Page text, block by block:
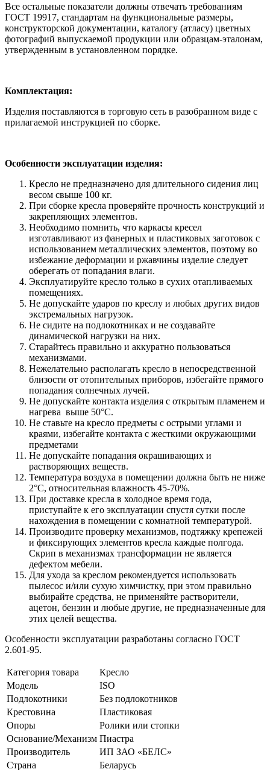
Все остальные показатели должны отвечать требованиям
ГОСТ 19917, стандартам на функциональные размеры,
конструкторской документации, каталогу (атласу) цветных
фотографий выпускаемой продукции или образцам-эталонам,
утвержденным в установленном порядке.
Комплектация:
Изделия поставляются в торговую сеть в разобранном виде с
прилагаемой инструкцией по сборке.
Особенности эксплуатации изделия:
Кресло не предназначено для длительного сидения лиц
весом свыше 100 кг.
При сборке кресла проверяйте прочность конструкций и
закрепляющих элементов.
Необходимо помнить, что каркасы кресел
изготавливают из фанерных и пластиковых заготовок с
использованием металлических элементов, поэтому во
избежание деформации и ржавчины изделие следует
оберегать от попадания влаги.
Эксплуатируйте кресло только в сухих отапливаемых
помещениях.
Не допускайте ударов по креслу и любых других видов
экстремальных нагрузок.
Не сидите на подлокотниках и не создавайте
динамической нагрузки на них.
Старайтесь правильно и аккуратно пользоваться
механизмами.
Нежелательно располагать кресло в непосредственной
близости от отопительных приборов, избегайте прямого
попадания солнечных лучей.
Не допускайте контакта изделия с открытым пламенем и
нагрева выше 50°С.
Не ставьте на кресло предметы с острыми углами и
краями, избегайте контакта с жесткими окружающими
предметами
Не допускайте попадания окрашивающих и
растворяющих веществ.
Температура воздуха в помещении должна быть не ниже
2°С, относительная влажность 45-70%.
При доставке кресла в холодное время года,
приступайте к его эксплуатации спустя сутки после
нахождения в помещении с комнатной температурой.
Производите проверку механизмов, подтяжку крепежей
и фиксирующих элементов кресла каждые полгода.
Скрип в механизмах трансформации не является
дефектом мебели.
Для ухода за креслом рекомендуется использовать
пылесос и/или сухую химчистку, при этом правильно
выбирайте средства, не применяйте растворители,
ацетон, бензин и любые другие, не предназначенные для
этих целей вещества.
Особенности эксплуатации разработаны согласно ГОСТ
2.601-95.
Категория товара
Кресло
Модель
ISO
Подлокотники
Без подлокотников
Крестовина
Пластиковая
Опоры
Ролики или стопки
Основание/Механизм Пиастра
Производитель
ИП ЗАО «БЕЛС»
Страна
Беларусь